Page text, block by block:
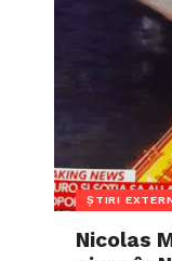
ȘTIRI
Nicolas